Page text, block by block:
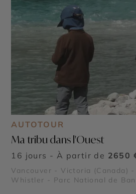
AUTOTOUR
Ma tribu dans l'Ouest
16 jours - À partir de 2650
Vancouver - Victoria (Canada) -
Whistler - Parc National de